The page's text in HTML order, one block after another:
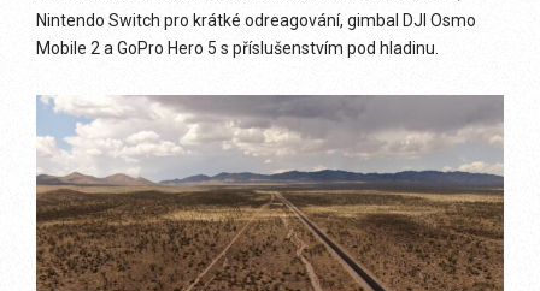
Nintendo Switch pro krátké odreagování, gimbal DJI Osmo
Mobile 2 a GoPro Hero 5 s příslušenstvím pod hladinu.